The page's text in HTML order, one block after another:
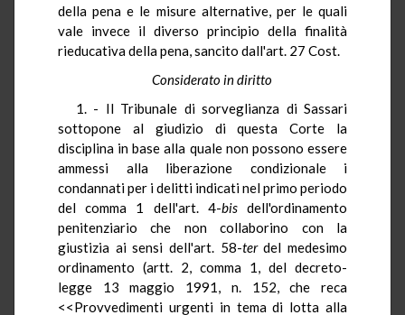
della pena e le misure alternative, per le quali
vale invece il diverso principio della finalità
rieducativa della pena, sancito dall'art. 27 Cost.
Considerato in diritto
1. - Il Tribunale di sorveglianza di Sassari
sottopone al giudizio di questa Corte la
disciplina in base alla quale non possono essere
ammessi alla liberazione condizionale i
condannati per i delitti indicati nel primo periodo
del comma 1 dell'art. 4-bisdell'ordinamento
penitenziario che non collaborino con la
giustizia ai sensi dell'art. 58-terdel medesimo
ordinamento (artt. 2, comma 1, del decreto-
legge 13 maggio 1991, n. 152, che reca
<<Provvedimenti urgenti in tema di lotta alla